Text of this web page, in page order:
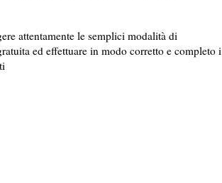
attentamente le semplici modalità di
ed effettuare in modo corretto e completo i